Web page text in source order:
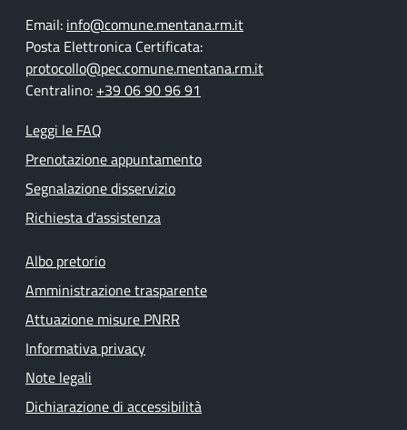
Email: info@comune.mentana.rm.it
Posta Elettronica Certificata:
protocollo@pec.comune.mentana.rm.it
Centralino: +39 06 90 96 91
Leggi le FAQ
Prenotazione appuntamento
Segnalazione disservizio
Richiesta d'assistenza
Albo pretorio
Amministrazione trasparente
Attuazione misure PNRR
Informativa privacy
Note legali
Dichiarazione di accessibilità